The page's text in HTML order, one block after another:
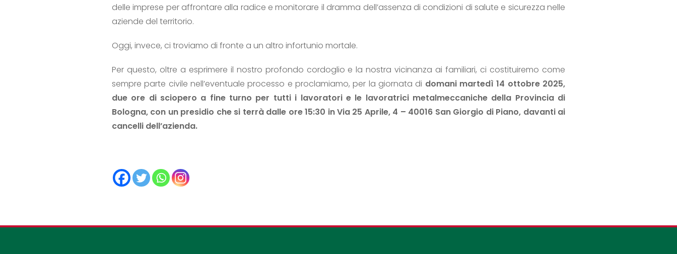
delle imprese per affrontare alla radice e monitorare il dramma dell’assenza di condizioni di salute e sicurezza nelle
aziende del territorio.
Oggi, invece, ci troviamo di fronte a un altro infortunio mortale.
Per questo, oltre a esprimere il nostro profondo cordoglio e la nostra vicinanza ai familiari, ci costituiremo come
sempre parte civile nell’eventuale processo e proclamiamo, per la giornata di domani martedì 14 ottobre 2025,
due ore di sciopero a fine turno per tutti i lavoratori e le lavoratrici metalmeccaniche della Provincia di
Bologna, con un presidio che si terrà dalle ore 15:30 in Via 25 Aprile, 4 – 40016 San Giorgio di Piano, davanti ai
cancelli dell’azienda.